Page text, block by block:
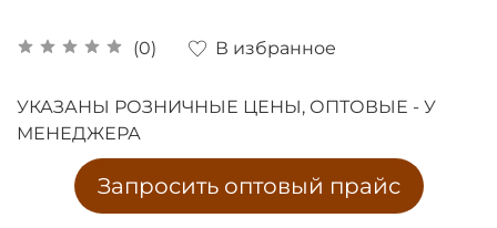
(0) В избранное
УКАЗАНЫ РОЗНИЧНЫЕ ЦЕНЫ, ОПТОВЫЕ - У
МЕНЕДЖЕРА
Запросить оптовый прайс